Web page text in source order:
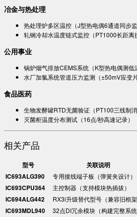
冶金与热处理
热处理炉多区温控（J型热电偶6通道同步监
轧钢冷却水温度链式监控（PT1000长距离
公用事业
锅炉烟气排放CEMS系统（K型热电偶测低
水厂加氯系统管道压力监测（±50mV应变
食品医药
生物发酵罐RTD无菌验证（PT100三线制消
灭菌柜温度分布测试（16点/秒高速记录）
相关产品
型号
关联说明
IC693ALG390
专用接线端子板（弹簧夹设计）
IC693CPU364 主控制器（支持模块热插拔）
IC694ALG442 RX3i升级替代型号（兼容旧框架
IC693MDL940 32点DI冗余模块（构建完整系统